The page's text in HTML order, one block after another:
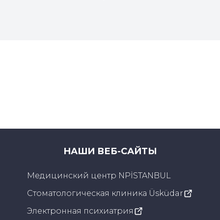
НАШИ ВЕБ-САЙТЫ
Медицинский центр NPİSTANBUL
Стоматологическая клиника Üsküdar
Электронная психиатрия